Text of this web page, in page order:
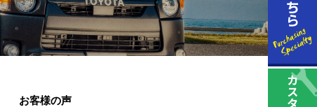
お客様の声